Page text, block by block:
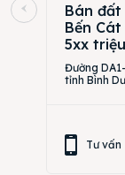
Bán
Bến
5xx triệu
Đường
tỉnh Bình
Tư vấn